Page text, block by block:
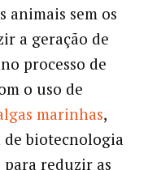
animais sem os
a geração de
processo de
o uso de
marinhas,
de biotecnologia
reduzir as